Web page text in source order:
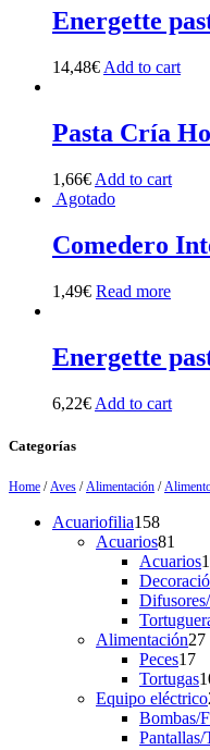
Energette
14,48€ Add to cart
Pasta Cría
1,66€ Add to cart
Agotado
Comedero
1,49€ Read more
Energette
6,22€ Add to cart
Categorías
Home /Aves /Alimentación /
Acuariofilia158158
products
Acuarios81
Acuarios
Alimentación27
Peces1717
Tortugas
Equipo eléctrico
Bombas/
Pantallas/